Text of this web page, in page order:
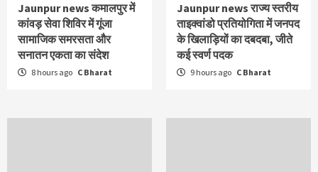
Jaunpur news कमालपुर में
कांवड़ सेवा शिविर में गूंजा
सामाजिक समरसता और
सनातन एकता का संदेश
8 hours ago C Bharat
Jaunpur news ​राज्य स्तरीय
ताइक्वांडो प्रतियोगिता में जनपद
के खिलाड़ियों का दबदबा, जीते
कई स्वर्ण पदक
9 hours ago C Bharat